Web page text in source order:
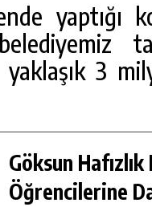
yaptığı
yaklaşık 3
Göksun Hafızlık
Öğrencilerine